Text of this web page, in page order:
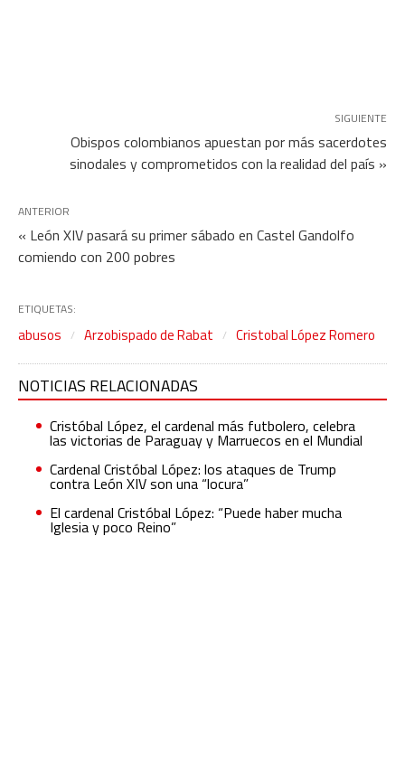
SIGUIENTE
Obispos colombianos apuestan por más sacerdotes
sinodales y comprometidos con la realidad del país »
ANTERIOR
« León XIV pasará su primer sábado en Castel Gandolfo
comiendo con 200 pobres
ETIQUETAS:
abusos Arzobispado de Rabat Cristobal López Romero
NOTICIAS RELACIONADAS
Cristóbal López, el cardenal más futbolero, celebra
las victorias de Paraguay y Marruecos en el Mundial
Cardenal Cristóbal López: los ataques de Trump
contra León XIV son una “locura”
El cardenal Cristóbal López: “Puede haber mucha
Iglesia y poco Reino”